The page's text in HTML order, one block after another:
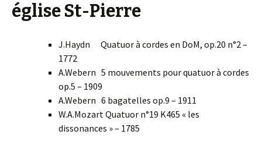
église St-Pierre
J.Haydn Quatuor à cordes en DoM, op.20 n°2 –
1772
A.Webern 5 mouvements pour quatuor à cordes
op.5 – 1909
A.Webern 6 bagatelles op.9 – 1911
W.A.Mozart Quatuor n°19 K465 « les
dissonances » – 1785